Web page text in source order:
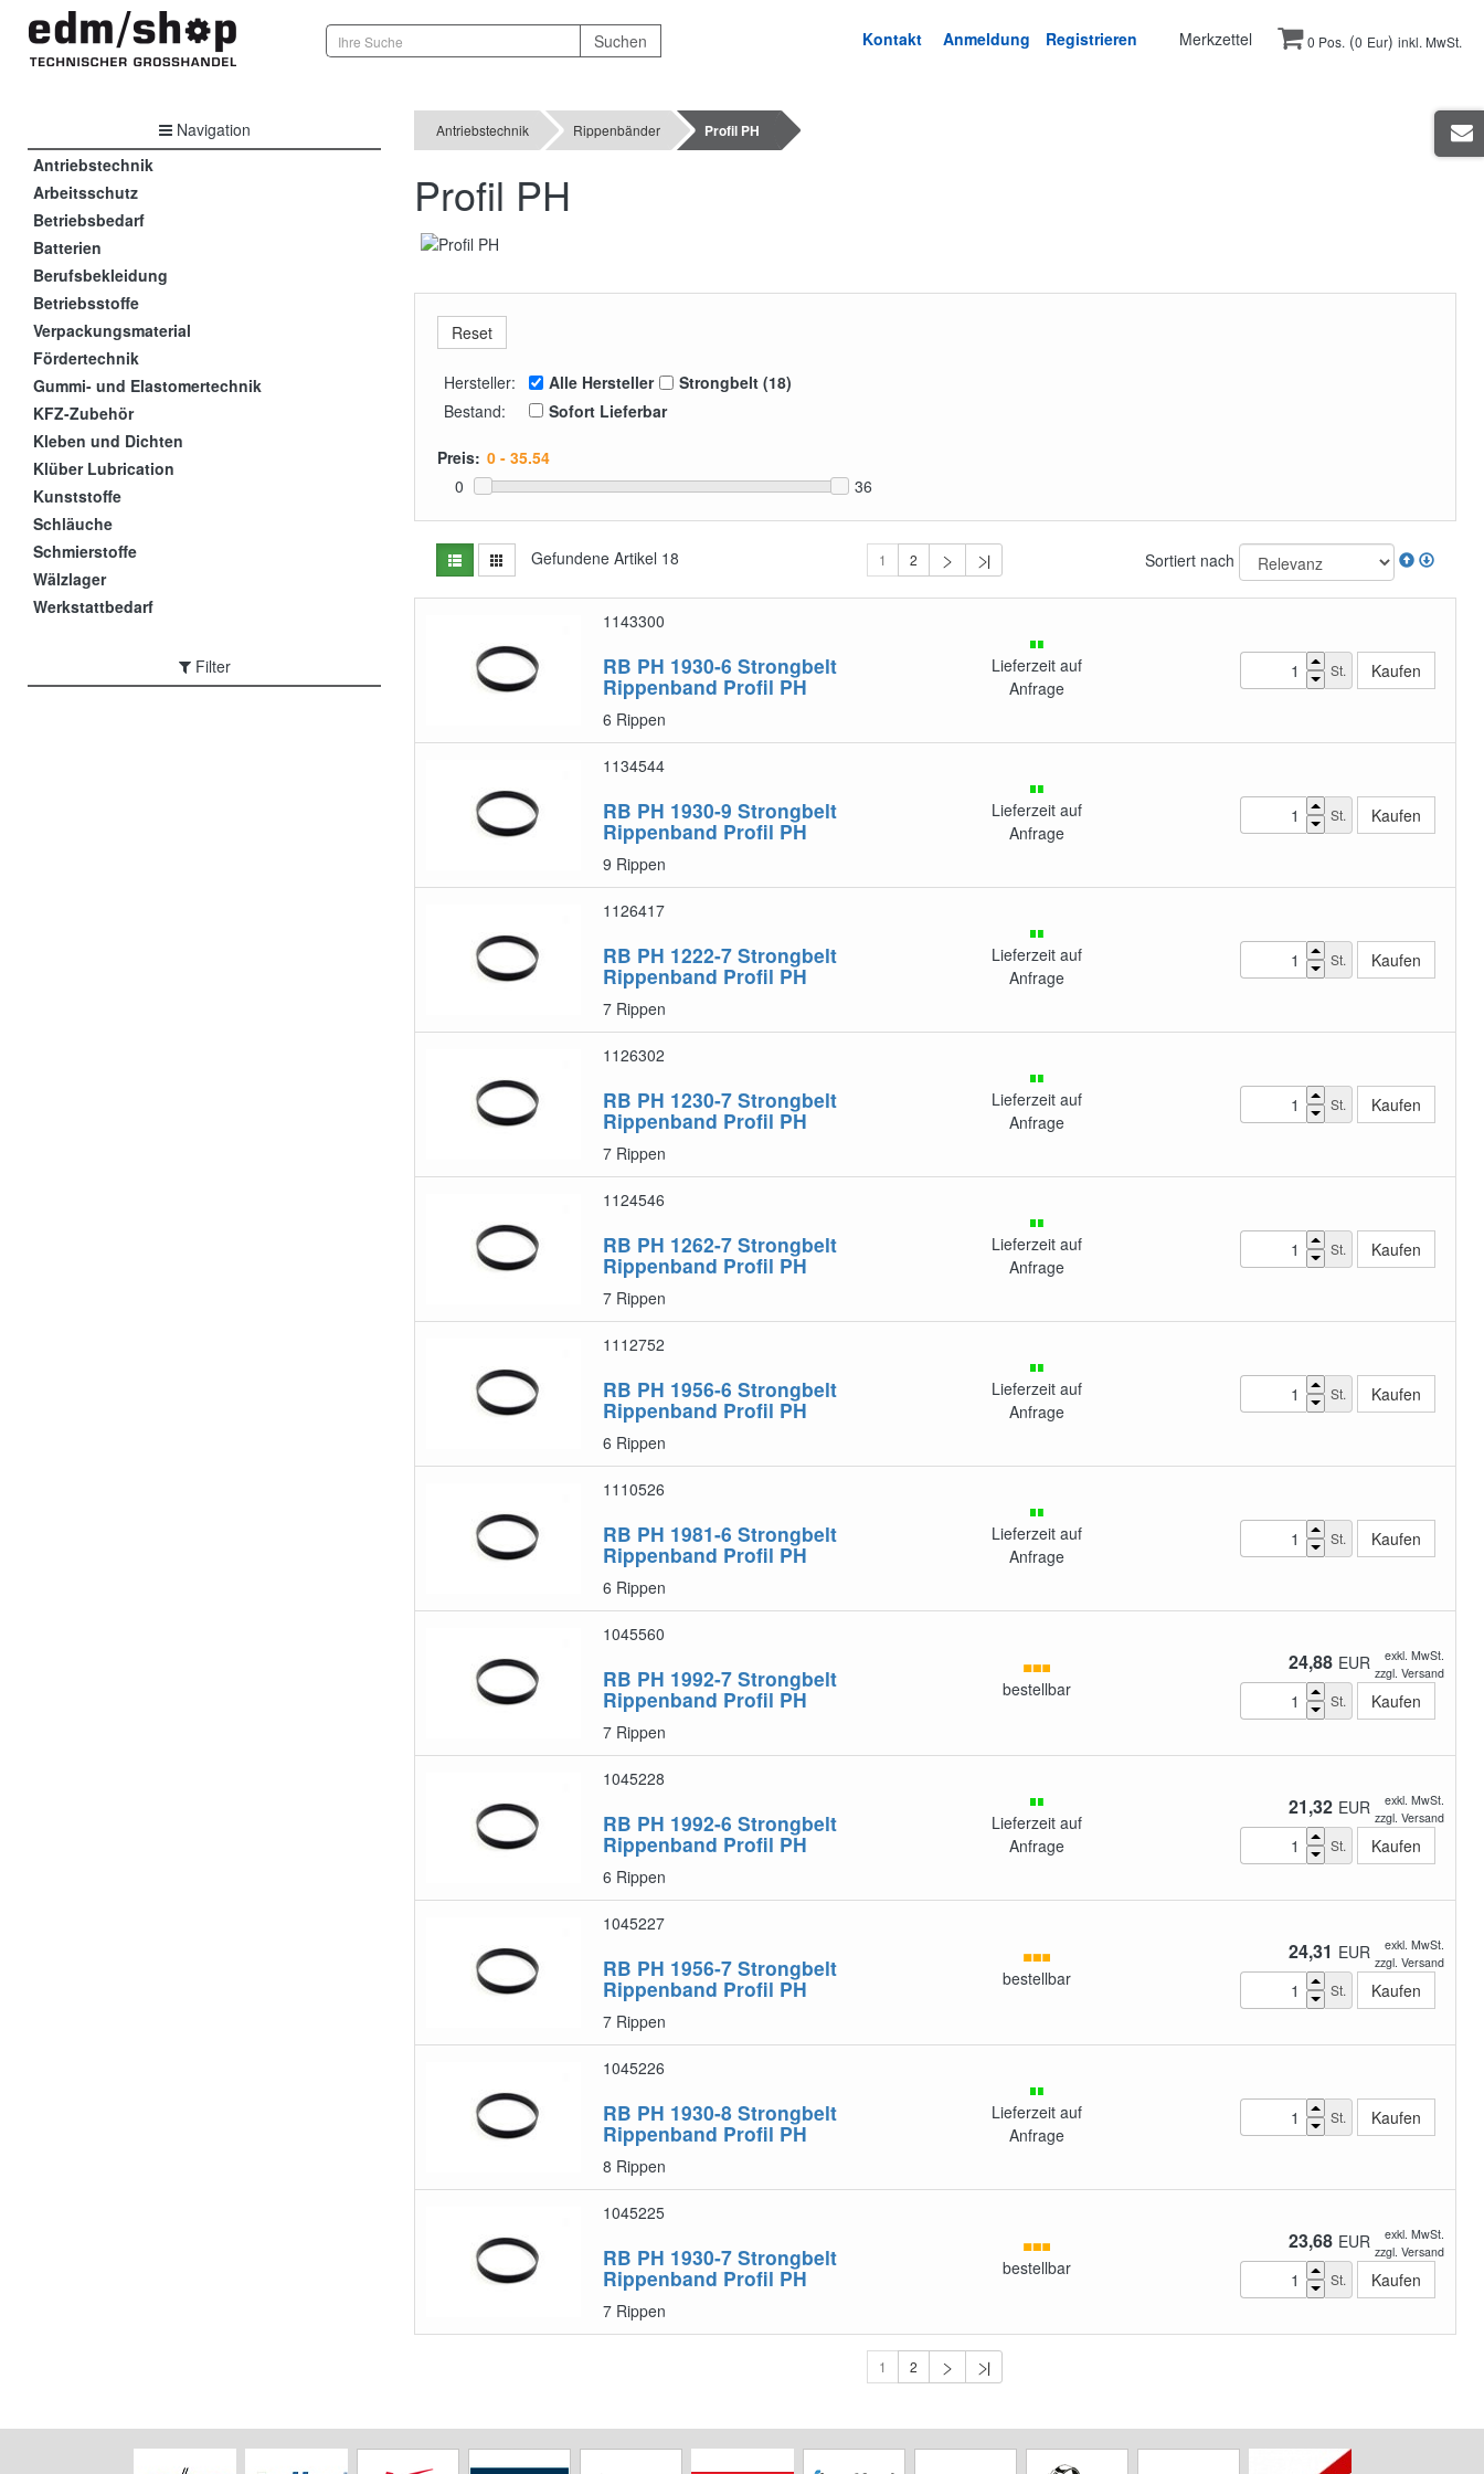
Kontakt Anmeldung Registrieren Merkzettel 0 Pos. (0 Eur) inkl. MwSt.
Navigation
Antriebstechnik
Arbeitsschutz
Betriebsbedarf
Batterien
Berufsbekleidung
Betriebsstoffe
Verpackungsmaterial
Fördertechnik
Gummi- und Elastomertechnik
KFZ-Zubehör
Kleben und Dichten
Klüber Lubrication
Kunststoffe
Schläuche
Schmierstoffe
Wälzlager
Werkstattbedarf
Filter
Antriebstechnik Rippenbänder Profil PH
Profil PH
Hersteller: Alle Hersteller
Strongbelt (18)
Bestand:
Sofort Lieferbar
Preis:
0
36
Gefundene Artikel 18 1 2 Sortiert nach
1143300
RB PH 1930-6 Strongbelt
Rippenband Profil PH
6 Rippen
Lieferzeit auf
Anfrage
St.
1134544
RB PH 1930-9 Strongbelt
Rippenband Profil PH
9 Rippen
Lieferzeit auf
Anfrage
St.
1126417
RB PH 1222-7 Strongbelt
Rippenband Profil PH
7 Rippen
Lieferzeit auf
Anfrage
St.
1126302
RB PH 1230-7 Strongbelt
Rippenband Profil PH
7 Rippen
Lieferzeit auf
Anfrage
St.
1124546
RB PH 1262-7 Strongbelt
Rippenband Profil PH
7 Rippen
Lieferzeit auf
Anfrage
St.
1112752
RB PH 1956-6 Strongbelt
Rippenband Profil PH
6 Rippen
Lieferzeit auf
Anfrage
St.
1110526
RB PH 1981-6 Strongbelt
Rippenband Profil PH
6 Rippen
Lieferzeit auf
Anfrage
St.
1045560
RB PH 1992-7 Strongbelt
Rippenband Profil PH
7 Rippen
bestellbar
24,88 EUR
exkl. MwSt.
zzgl. Versand
St.
1045228
RB PH 1992-6 Strongbelt
Rippenband Profil PH
6 Rippen
Lieferzeit auf
Anfrage
21,32 EUR
exkl. MwSt.
zzgl. Versand
St.
1045227
RB PH 1956-7 Strongbelt
Rippenband Profil PH
7 Rippen
bestellbar
24,31 EUR
exkl. MwSt.
zzgl. Versand
St.
1045226
RB PH 1930-8 Strongbelt
Rippenband Profil PH
8 Rippen
Lieferzeit auf
Anfrage
St.
1045225
RB PH 1930-7 Strongbelt
Rippenband Profil PH
7 Rippen
bestellbar
23,68 EUR
exkl. MwSt.
zzgl. Versand
St.
1 2